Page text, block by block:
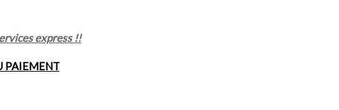
express !!
PAIEMENT